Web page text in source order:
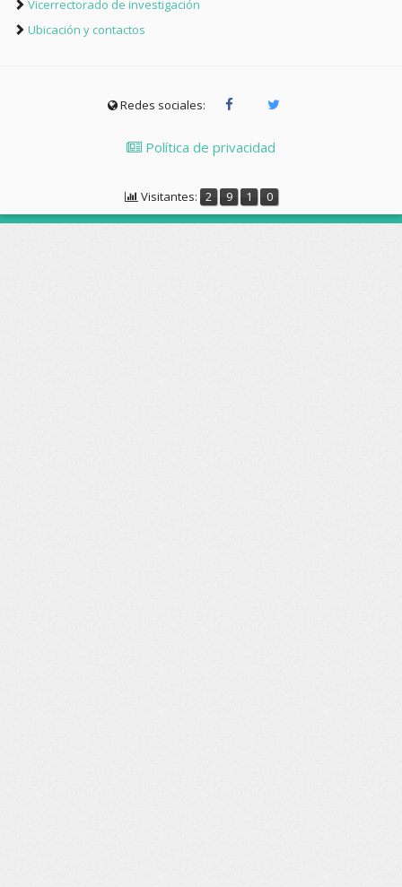
Vicerrectorado de investigación
Ubicación y contactos
Redes sociales:
Política de privacidad
Visitantes: 2 9 1 0